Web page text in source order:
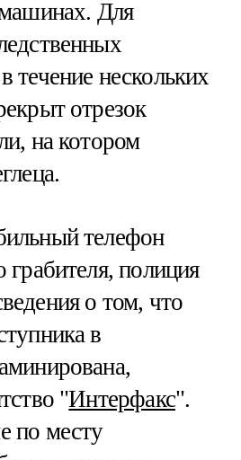
Для
течение нескольких
отрезок
на котором
телефон
грабителя, полиция
о том, что
в
"Интерфакс".
по месту